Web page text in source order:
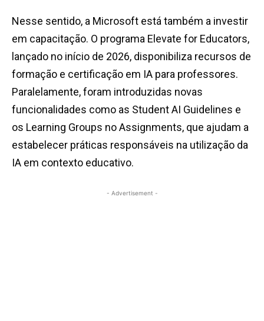
Nesse sentido, a Microsoft está também a investir
em capacitação. O programa Elevate for Educators,
lançado no início de 2026, disponibiliza recursos de
formação e certificação em IA para professores.
Paralelamente, foram introduzidas novas
funcionalidades como as Student AI Guidelines e
os Learning Groups no Assignments, que ajudam a
estabelecer práticas responsáveis na utilização da
IA em contexto educativo.
- Advertisement -